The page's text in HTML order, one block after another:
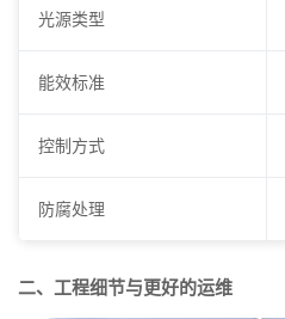
光源类型
能效标准
控制方式
防腐处理
二、工程细节与更好的运维